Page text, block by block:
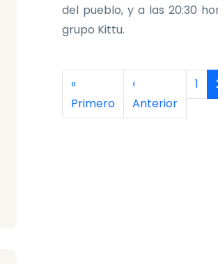
del pueblo, y a las 20:30
grupo Kittu.
Paginación
Primera página
«
Primero
Página anterior
‹
Anterior
1